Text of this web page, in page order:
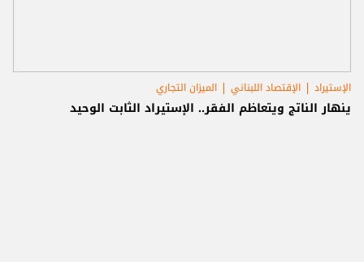
الإستيراد الإقتصاد اللبناني الميزان التجاري
ينهار الناتج ويتعاظم الفقر.. الإستيراد الثابت الوحيد